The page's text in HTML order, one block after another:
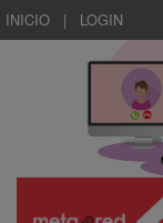
INICIO | LOGIN